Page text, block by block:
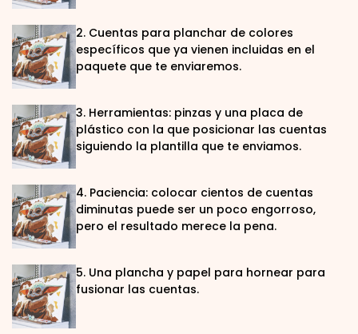
2. Cuentas para planchar de colores
específicos que ya vienen incluidas en el
paquete que te enviaremos.
3. Herramientas: pinzas y una placa de
plástico con la que posicionar las cuentas
siguiendo la plantilla que te enviamos.
4. Paciencia: colocar cientos de cuentas
diminutas puede ser un poco engorroso,
pero el resultado merece la pena.
5. Una plancha y papel para hornear para
fusionar las cuentas.